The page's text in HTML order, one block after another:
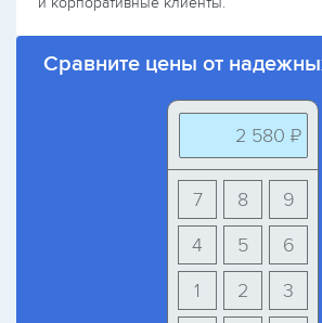
Сравните цены от
2 580 ₽
9
8
7
6
5
4
3
2
1